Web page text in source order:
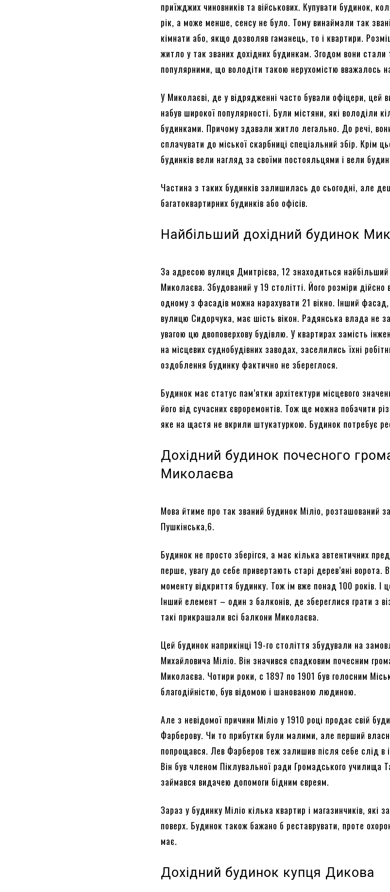
приїжджих чиновників та військових. Купувати будинок,
рік, а може менше, сенсу не було. Тому винаймали так
кімнати або, якщо дозволяв гаманець, то і квартири.
житло у так званих дохідних будинкам. Згодом вони стали
популярними, що володіти такою нерухомістю вважалось
У Миколаєві, де у відрядженні часто бували офіцери, цей
набув широкої популярності. Були містяни, які володіли
будинками. Причому здавали житло легально. До речі,
сплачувати до міської скарбниці спеціальний збір. Крім
будинків вели нагляд за своїми постояльцями і вели
Частина з таких будинків залишилась до сьогодні, але
багатоквартирних будинків або офісів.
Найбільший дохідний будинок
За адресою вулиця Дмитрієва, 12 знаходиться
Миколаєва. Збудований у 19 столітті. Його розміри
одному з фасадів можна нарахувати 21 вікно. Інший
вулицю Сидорчука, має шість вікон. Радянська влада не
увагою цю двоповерхову будівлю. У квартирах замість
на місцевих суднобудівних заводах, заселились їхні
оздоблення будинку фактично не збереглося.
Будинок має статус пам’ятки архітектури місцевого
його від сучасних євроремонтів. Тож ще можна побачити
яке на щастя не вкрили штукатуркою. Будинок потребує
Дохідний будинок почесного
Миколаєва
Мова йтиме про так званий будинок Міліо, розташований
Пушкінська,6.
Будинок не просто зберігся, а має кілька автентичних
перше, увагу до себе привертають старі дерев’яні ворота.
моменту відкриття будинку. Тож ім вже понад 100 років. І
Інший елемент – один з балконів, де збереглися грати з
такі прикрашали всі балкони Миколаєва.
Цей будинок наприкінці 19-го століття збудували на
Михайловича Міліо. Він значився спадковим почесним
Миколаєва. Чотири роки, с 1897 по 1901 був голосним
благодійністю, був відомою і шанованою людиною.
Але з невідомої причини Міліо у 1910 році продає свій
Фарберову. Чи то прибутки були малими, але перший
попрощався. Лев Фарберов теж залишив після себе слід в
Він був членом Піклувальної ради Громадського училища
займався видачею допомоги бідним євреям.
Зараз у будинку Міліо кілька квартир і магазинчиків, які
поверх. Будинок також бажано б реставрувати, проте
має.
Дохідний будинок купця Дикова